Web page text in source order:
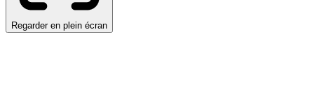
Regarder en plein écran